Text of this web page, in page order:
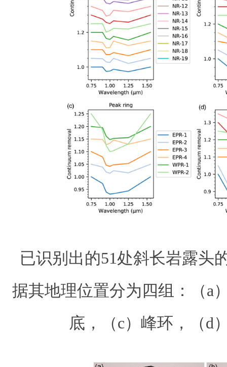
已识别出的51处斜长岩露头
据其地理位置分为四组：（a
底，（c）峰环，（d